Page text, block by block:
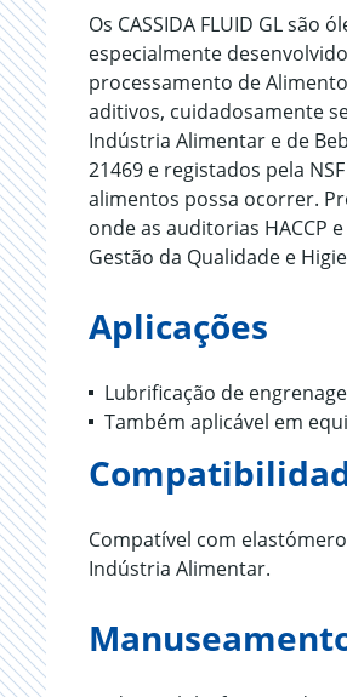
Os CASSIDA FLUID GL
especialmente
processamento de
aditivos, cuidadosamente
Indústria Alimentar e de
21469 e registados pela
alimentos possa ocorrer.
onde as auditorias HACCP
Gestão da Qualidade e
Aplicações
Lubrificação de
Também aplicável em
Compatível com
Indústria Alimentar.